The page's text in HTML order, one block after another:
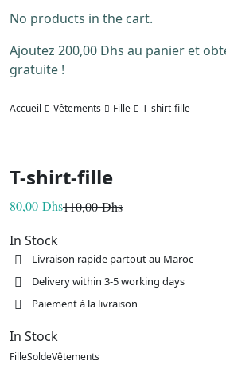
No products in the cart.
Ajoutez 200,00 Dhs au panier et
gratuite !
Accueil Vêtements Fille T-shirt-fille
T-shirt-fille
110,00Dhs
Le
initial
était :
110,00 Dhs.
80,00 Dhs
Le
actuel
est :
80,00 Dhs.
In Stock
Livraison rapide partout au Maroc
Delivery within 3-5 working days
Paiement à la livraison
In Stock
FilleSoldeVêtements